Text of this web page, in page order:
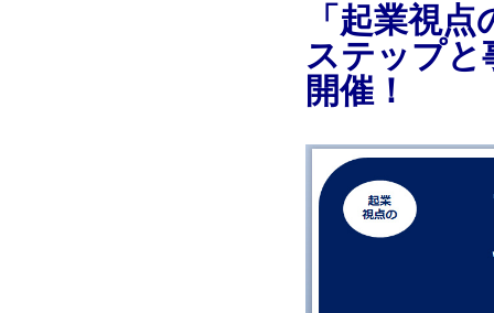
「起業視
ステップと
開催！